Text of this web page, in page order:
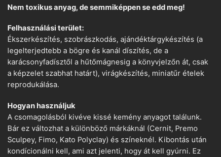
Nem toxikus anyag, de semmiképpen se edd meg!
Felhasználási terület:
Ékszerkészítés, szobrászkodás, ajándéktárgykészítés (a
legelterjedtebb a bögre és kanál díszítés, de a
karácsonyfadísztől a hűtőmágnesig a könyvjelzőn át, csak
a képzelet szabhat határt), virágkészítés, miniatűr ételek
reprodukálása.
Hogyan használjuk
A csomagolásból kivéve kissé kemény anyagot találunk.
Bár ez változhat a különböző márkáknál (Cernit, Premo
Sculpey, Fimo, Kato Polyclay) és színeknél. Kibontás után
kondícionálni kell, ami azt jelenti, hogy át kell gyúrni. Ez